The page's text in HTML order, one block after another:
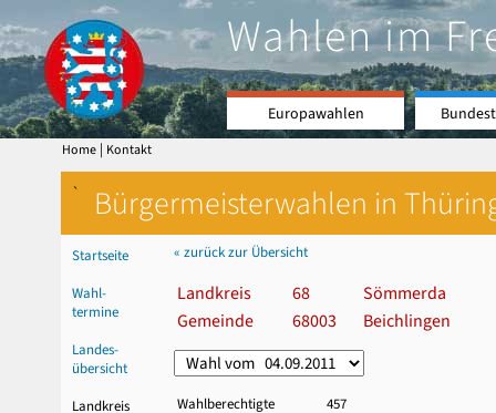
Wahlen im
Europawahlen
Home | Kontakt
` Bürgermeisterwahlen in
Startseite
Wahl-
termine
Landes-
übersicht
Landkreis
« zurück zur Übersicht
Landkreis 68
Sömmerda
Gemeinde
68003 Beichlingen
Wahlberechtigte
457